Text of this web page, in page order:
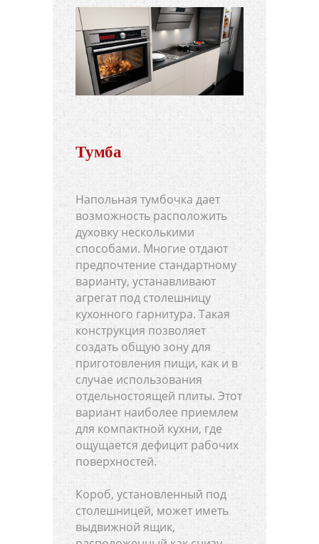
Тумба
Напольная тумбочка дает
возможность расположить
духовку несколькими
способами. Многие отдают
предпочтение стандартному
варианту, устанавливают
агрегат под столешницу
кухонного гарнитура. Такая
конструкция позволяет
создать общую зону для
приготовления пищи, как и в
случае использования
отдельностоящей плиты. Этот
вариант наиболее приемлем
для компактной кухни, где
ощущается дефицит рабочих
поверхностей.
Короб, установленный под
столешницей, может иметь
выдвижной ящик,